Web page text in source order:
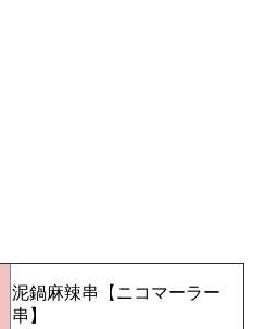
泥鍋麻辣串【ニコマーラー
串】